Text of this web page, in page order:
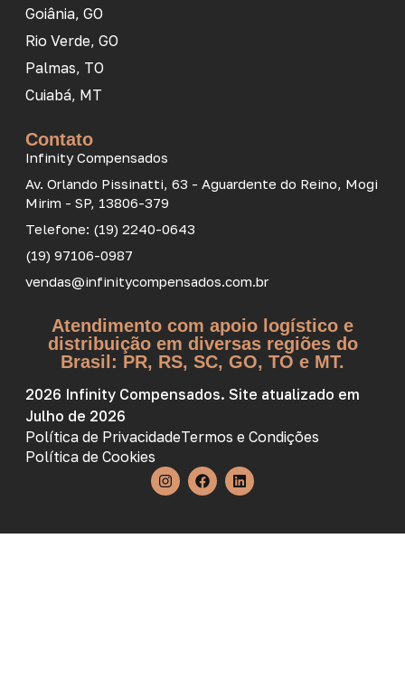
Goiânia, GO
Rio Verde, GO
Palmas, TO
Cuiabá, MT
Contato
Infinity Compensados
Av. Orlando Pissinatti, 63 - Aguardente do Reino, Mogi
Mirim - SP, 13806-379
Telefone: (19) 2240-0643
(19) 97106-0987
vendas@infinitycompensados.com.br
Atendimento com apoio logístico e
distribuição em diversas regiões do
Brasil: PR, RS, SC, GO, TO e MT.
2026 Infinity Compensados. Site atualizado em
Julho de 2026
Política de PrivacidadeTermos e Condições
Política de Cookies